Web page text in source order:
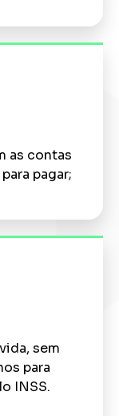
as contas
pagar;
sem
para
INSS.